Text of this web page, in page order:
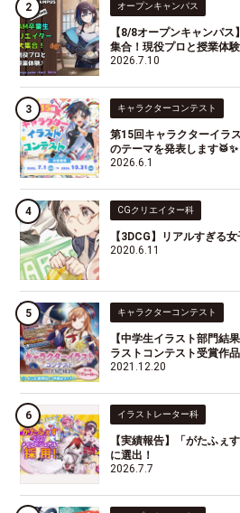
オープンキャンパス
【8/8オープンキャンパ
集合！現役プロと授業体験
2026.7.10
キャラクターコンテスト
第15回キャラクターイラ
のテーマを発表します🥁✨
2026.6.1
CGクリエイター科
【3DCG】リアルすぎる女
2020.6.11
キャラクターコンテスト
【中学生イラスト部門結
ラストコンテスト受賞作品
2021.12.20
イラストレーター科
【実績報告】「がたふぇ
に選出！
2026.7.7